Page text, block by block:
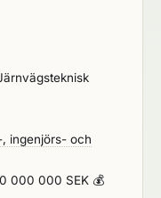
ingenjörs- och
000 000 SEK 💰